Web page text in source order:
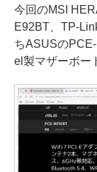
今回のMSI
E92BT、TP-
ちASUSの
el製マザーボー